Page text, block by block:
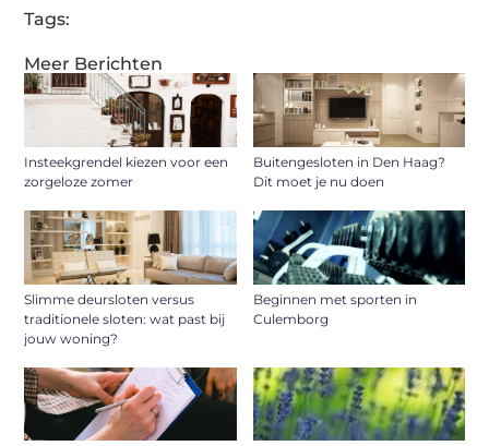
Meer Berichten
Insteekgrendel kiezen voor een
zorgeloze zomer
Buitengesloten in Den Haag?
Dit moet je nu doen
Slimme deursloten versus
traditionele sloten: wat past bij
jouw woning?
Beginnen met sporten in
Culemborg
Tags: